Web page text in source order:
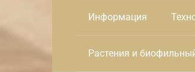
Информация
Растения и